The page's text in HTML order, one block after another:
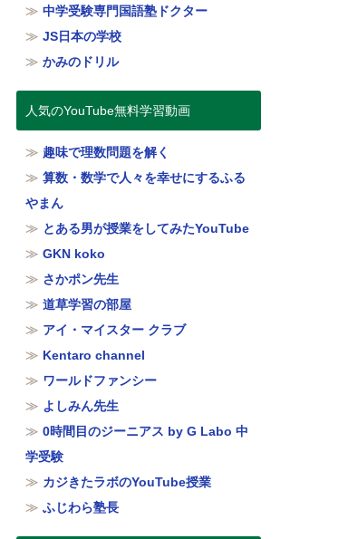
中学受験専門国語塾ドクター
JS日本の学校
かみのドリル
人気のYouTube無料学習動画
趣味で理数問題を解く
算数・数学で人々を幸せにするふる
やまん
とある男が授業をしてみたYouTube
GKN koko
さかポン先生
道草学習の部屋
アイ・マイスター クラブ
Kentaro channel
ワールドファンシー
よしみん先生
0時間目のジーニアス by G Labo 中
学受験
カジきたラボのYouTube授業
ふじわら塾長